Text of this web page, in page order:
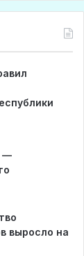
—
выросло на